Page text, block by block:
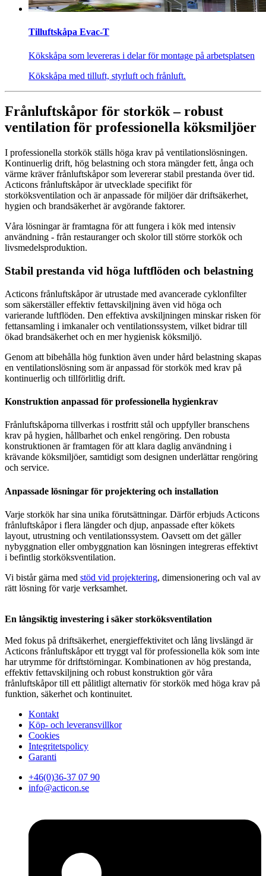
Tilluftskåpa Evac-T
Kökskåpa som levereras i delar för montage på arbetsplatsen
Kökskåpa med tilluft, styrluft och frånluft.
Frånluftskåpor för storkök – robust
ventilation för professionella köksmiljöer
I professionella storkök ställs höga krav på ventilationslösningen.
Kontinuerlig drift, hög belastning och stora mängder fett, ånga och
värme kräver frånluftskåpor som levererar stabil prestanda över tid.
Acticons frånluftskåpor är utvecklade specifikt för
storköksventilation och är anpassade för miljöer där driftsäkerhet,
hygien och brandsäkerhet är avgörande faktorer.
Våra lösningar är framtagna för att fungera i kök med intensiv
användning - från restauranger och skolor till större storkök och
livsmedelsproduktion.
Stabil prestanda vid höga luftflöden och belastning
Acticons frånluftskåpor är utrustade med avancerade cyklonfilter
som säkerställer effektiv fettavskiljning även vid höga och
varierande luftflöden. Den effektiva avskiljningen minskar risken för
fettansamling i imkanaler och ventilationssystem, vilket bidrar till
ökad brandsäkerhet och en mer hygienisk köksmiljö.
Genom att bibehålla hög funktion även under hård belastning skapas
en ventilationslösning som är anpassad för storkök med krav på
kontinuerlig och tillförlitlig drift.
Konstruktion anpassad för professionella hygienkrav
Frånluftskåporna tillverkas i rostfritt stål och uppfyller branschens
krav på hygien, hållbarhet och enkel rengöring. Den robusta
konstruktionen är framtagen för att klara daglig användning i
krävande köksmiljöer, samtidigt som designen underlättar rengöring
och service.
Anpassade lösningar för projektering och installation
Varje storkök har sina unika förutsättningar. Därför erbjuds Acticons
frånluftskåpor i flera längder och djup, anpassade efter kökets
layout, utrustning och ventilationssystem. Oavsett om det gäller
nybyggnation eller ombyggnation kan lösningen integreras effektivt
i befintlig storköksventilation.
Vi bistår gärna med stöd vid projektering, dimensionering och val av
rätt lösning för varje verksamhet.
En långsiktig investering i säker storköksventilation
Med fokus på driftsäkerhet, energieffektivitet och lång livslängd är
Acticons frånluftskåpor ett tryggt val för professionella kök som inte
har utrymme för driftstörningar. Kombinationen av hög prestanda,
effektiv fettavskiljning och robust konstruktion gör våra
frånluftskåpor till ett pålitligt alternativ för storkök med höga krav på
funktion, säkerhet och kontinuitet.
Kontakt
Köp- och leveransvillkor
Cookies
Integritetspolicy
Garanti
+46(0)36-37 07 90
info@acticon.se